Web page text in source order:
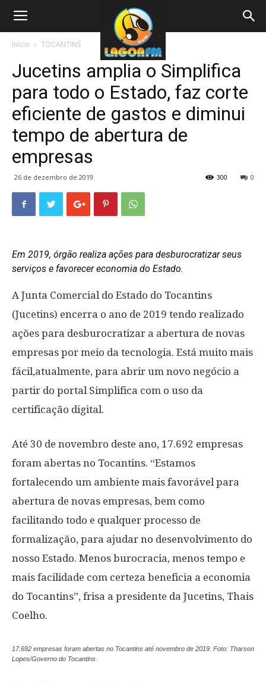
Início TOCANTINS
Jucetins amplia o Simplifica
para todo o Estado, faz corte
eficiente de gastos e diminui
tempo de abertura de
empresas
26 de dezembro de 2019 0
300
Em 2019, órgão realiza ações para desburocratizar seus
serviços e favorecer economia do Estado.
A Junta Comercial do Estado do Tocantins
(Jucetins) encerra o ano de 2019 tendo realizado
ações para desburocratizar a abertura de novas
empresas por meio da tecnologia. Está muito mais
fácil,atualmente, para abrir um novo negócio a
partir do portal Simplifica com o uso da
certificação digital.
Até 30 de novembro deste ano, 17.692 empresas
foram abertas no Tocantins. “Estamos
fortalecendo um ambiente mais favorável para
abertura de novas empresas, bem como
facilitando todo e qualquer processo de
formalização, para ajudar no desenvolvimento do
nosso Estado. Menos burocracia, menos tempo e
mais facilidade com certeza beneficia a economia
do Tocantins”, frisa a presidente da Jucetins, Thais
Coelho.
17.692 empresas foram abertas no Tocantins até novembro de 2019. Foto: Tharson
Lopes/Governo do Tocantins.